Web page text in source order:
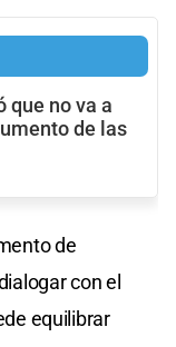
que no va a
de las
de
con el
equilibrar